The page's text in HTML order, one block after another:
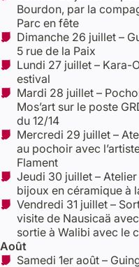
Bourdon, par la
Parc en fête
Dimanche 26 juillet –
5 rue de la Paix
Lundi 27 juillet – Kara-
estival
Mardi 28 juillet –
Mos’art sur le poste
du 12/14
Mercredi 29 juillet –
au pochoir avec
Flament
Jeudi 30 juillet –
bijoux en céramique à
Vendredi 31 juillet –
visite de Nausicaä
sortie à Walibi avec le
Août
Samedi 1er août –